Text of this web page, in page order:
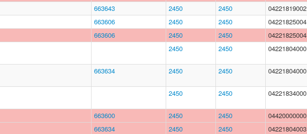
663643 2450 2450 04221819002
663606 2450 2450 04221825004
663606 2450 2450 04221825004
2450 2450 04221804000
663634 2450 2450 04221804000
2450 2450 04221834000
663600 2450 2450 04420000000
663634 2450 2450 04221804003